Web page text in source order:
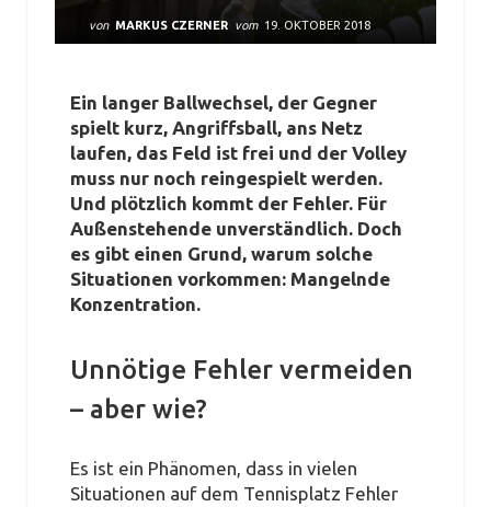
von MARKUS CZERNER vom 19. OKTOBER 2018
Ein langer Ballwechsel, der Gegner
spielt kurz, Angriffsball, ans Netz
laufen, das Feld ist frei und der Volley
muss nur noch reingespielt werden.
Und plötzlich kommt der Fehler. Für
Außenstehende unverständlich. Doch
es gibt einen Grund, warum solche
Situationen vorkommen: Mangelnde
Konzentration.
Unnötige Fehler vermeiden
– aber wie?
Es ist ein Phänomen, dass in vielen
Situationen auf dem Tennisplatz Fehler